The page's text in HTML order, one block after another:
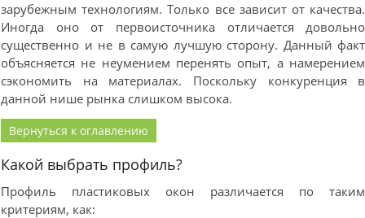
зарубежным технологиям. Только все зависит от качества.
Иногда оно от первоисточника отличается довольно
существенно и не в самую лучшую сторону. Данный факт
объясняется не неумением перенять опыт, а намерением
сэкономить на материалах. Поскольку конкуренция в
данной нише рынка слишком высока.
Вернуться к оглавлению
Какой выбрать профиль?
Профиль пластиковых окон различается по таким
критериям, как: